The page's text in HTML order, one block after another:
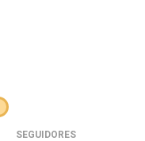
SEGUIDORES